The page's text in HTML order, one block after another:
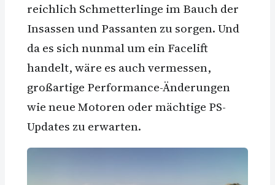
reichlich Schmetterlinge im Bauch der
Insassen und Passanten zu sorgen. Und
da es sich nunmal um ein Facelift
handelt, wäre es auch vermessen,
großartige Performance-Änderungen
wie neue Motoren oder mächtige PS-
Updates zu erwarten.